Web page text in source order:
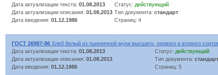
Дата актуализации текста: 01.08.2013 Статус: действующий
Дата актуализации описания: 01.08.2013 Тип документа: стандарт
Дата введения: 01.12.1986 Страниц: 4
ГОСТ 26987-86 Хлеб белый из пшеничной муки высшего, первого и второго
Дата актуализации текста: 01.08.2013 Статус: действующий
Дата актуализации описания: 01.08.2013 Тип документа: стандарт
Дата введения: 01.12.1986 Страниц: 5